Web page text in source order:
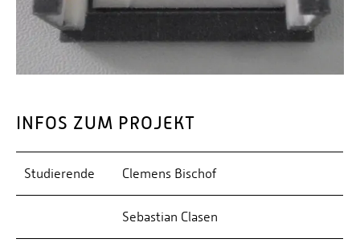
INFOS ZUM PROJEKT
Studierende Clemens Bischof
Sebastian Clasen